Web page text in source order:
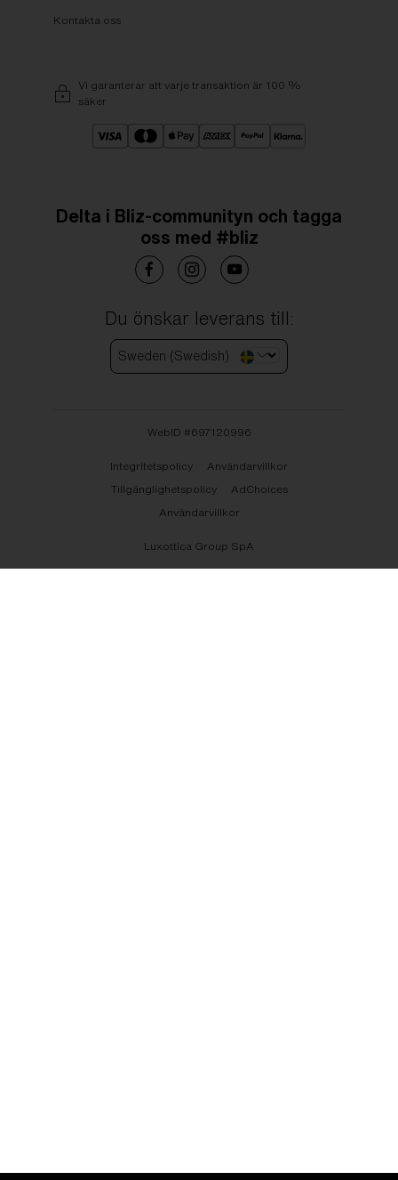
Kontakta oss
Vi garanterar att varje transaktion är 100 %
säker
Delta i Bliz-communityn och tagga
oss med #bliz
Du önskar leverans till:
Sweden (Swedish)
WebID #697120996
Integritetspolicy
Användarvillkor
Tillgänglighetspolicy
AdChoices
Användarvillkor
Luxottica Group SpA